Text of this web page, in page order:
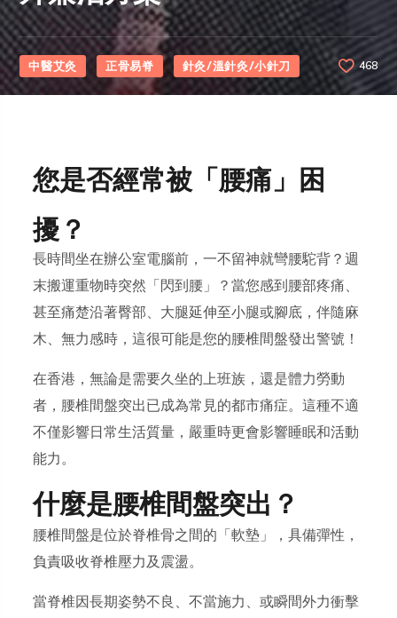
中醫艾灸 正骨易脊 針灸/溫針灸/小針刀 468
您是否經常被「腰痛」困
擾？
長時間坐在辦公室電腦前，一不留神就彎腰駝背？週
末搬運重物時突然「閃到腰」？當您感到腰部疼痛、
甚至痛楚沿著臀部、大腿延伸至小腿或腳底，伴隨麻
木、無力感時，這很可能是您的腰椎間盤發出警號！
在香港，無論是需要久坐的上班族，還是體力勞動
者，腰椎間盤突出已成為常見的都市痛症。這種不適
不僅影響日常生活質量，嚴重時更會影響睡眠和活動
能力。
什麼是腰椎間盤突出？
腰椎間盤是位於脊椎骨之間的「軟墊」，具備彈性，
負責吸收脊椎壓力及震盪。
當脊椎因長期姿勢不良、不當施力、或瞬間外力衝擊